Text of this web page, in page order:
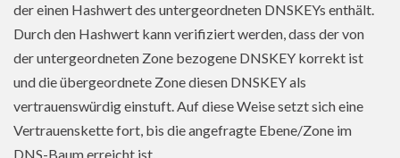
der einen Hashwert des untergeordneten DNSKEYs enthält.
Durch den Hashwert kann verifiziert werden, dass der von
der untergeordneten Zone bezogene DNSKEY korrekt ist
und die übergeordnete Zone diesen DNSKEY als
vertrauenswürdig einstuft. Auf diese Weise setzt sich eine
Vertrauenskette fort, bis die angefragte Ebene/Zone im
DNS-Baum erreicht ist.